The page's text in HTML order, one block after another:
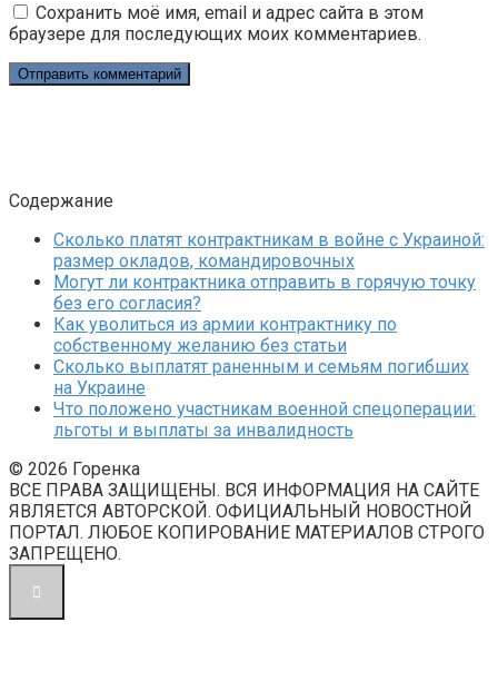
Сохранить моё имя, email и адрес сайта в этом
браузере для последующих моих комментариев.
Содержание
Сколько платят контрактникам в войне с Украиной:
размер окладов, командировочных
Могут ли контрактника отправить в горячую точку
без его согласия?
Как уволиться из армии контрактнику по
собственному желанию без статьи
Сколько выплатят раненным и семьям погибших
на Украине
Что положено участникам военной спецоперации:
льготы и выплаты за инвалидность
© 2026 Горенка
ВСЕ ПРАВА ЗАЩИЩЕНЫ. ВСЯ ИНФОРМАЦИЯ НА САЙТЕ
ЯВЛЯЕТСЯ АВТОРСКОЙ. ОФИЦИАЛЬНЫЙ НОВОСТНОЙ
ПОРТАЛ. ЛЮБОЕ КОПИРОВАНИЕ МАТЕРИАЛОВ СТРОГО
ЗАПРЕЩЕНО.